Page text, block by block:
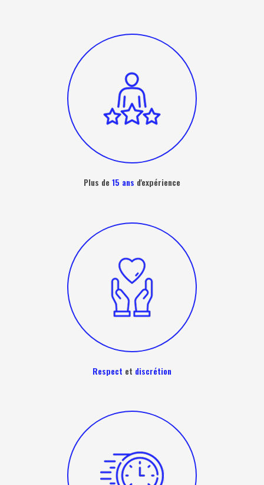
Plus de 15 ans d'expérience
Respect et discrétion